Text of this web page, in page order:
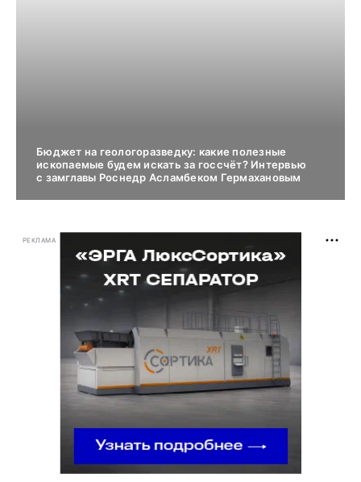
Бюджет на геологоразведку: какие полезные
ископаемые будем искать за госсчёт? Интервью
с замглавы Роснедр Асламбеком Гермахановым
РЕКЛАМА